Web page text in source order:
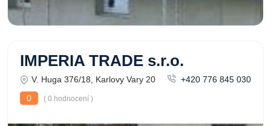
IMPERIA TRADE s.r.o.
V. Huga 376/18, Karlovy Vary 20
+420 776 845 030
0
( 0 hodnocení )